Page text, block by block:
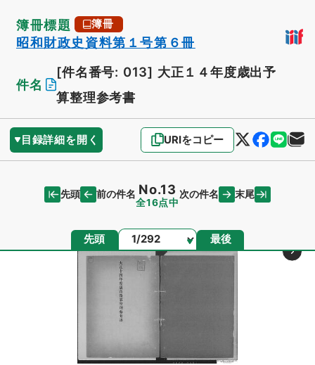
簿冊標題 簿冊
昭和財政史資料第１号第６冊
件名
[件名番号: 013] 大正１４年度歳出予
算整理参考書
目録詳細を開く URIをコピー
先頭 前の件名 No.13
全16点中
次の件名 末尾
先頭 ページ 最後